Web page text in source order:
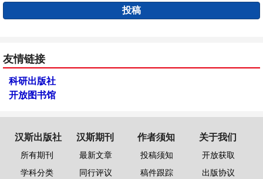
投稿
友情链接
科研出版社
开放图书馆
汉斯出版社
所有期刊
学科分类
汉斯期刊
最新文章
同行评议
作者须知
投稿须知
稿件跟踪
关于我们
开放获取
出版协议